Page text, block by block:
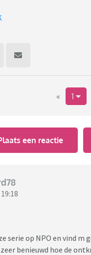
« 1
een reactie
serie op NPO en vind m
benieuwd hoe de